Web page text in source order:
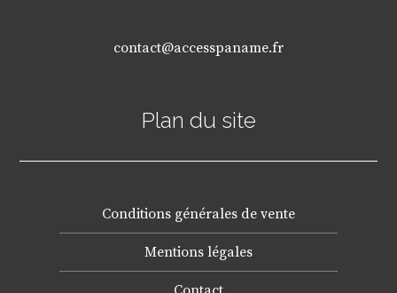
contact@accesspaname.fr
Plan du site
Conditions générales de vente
Mentions légales